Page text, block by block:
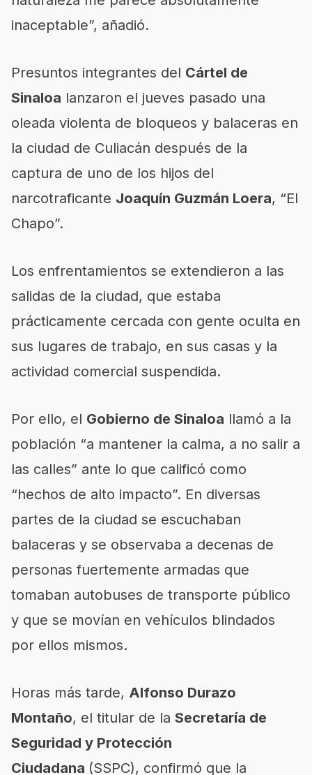
inaceptable”, añadió.
Presuntos integrantes del Cártel de
Sinaloa lanzaron el jueves pasado una
oleada violenta de bloqueos y balaceras en
la ciudad de Culiacán después de la
captura de uno de los hijos del
narcotraficante Joaquín Guzmán Loera, “El
Chapo”.
Los enfrentamientos se extendieron a las
salidas de la ciudad, que estaba
prácticamente cercada con gente oculta en
sus lugares de trabajo, en sus casas y la
actividad comercial suspendida.
Por ello, el Gobierno de Sinaloa llamó a la
población “a mantener la calma, a no salir a
las calles” ante lo que calificó como
“hechos de alto impacto”. En diversas
partes de la ciudad se escuchaban
balaceras y se observaba a decenas de
personas fuertemente armadas que
tomaban autobuses de transporte público
y que se movían en vehículos blindados
por ellos mismos.
Horas más tarde, Alfonso Durazo
Montaño, el titular de la Secretaría de
Seguridad y Protección
Ciudadana (SSPC), confirmó que la